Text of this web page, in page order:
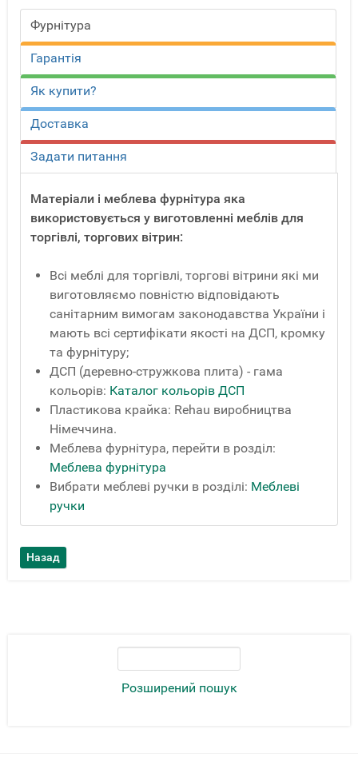
Розширений пошук
Фурнітура
Гарантія
Як купити?
Доставка
Задати питання
Матеріали і меблева фурнітура яка
використовується у виготовленні меблів для
торгівлі, торгових вітрин:
Всі меблі для торгівлі, торгові вітрини які ми
виготовляємо повністю відповідають
санітарним вимогам законодавства України і
мають всі сертифікати якості на ДСП, кромку
та фурнітуру;
ДСП (деревно-стружкова плита) - гама
кольорів: Каталог кольорів ДСП
Пластикова крайка: Rehau виробництва
Німеччина.
Меблева фурнітура, перейти в розділ:
Меблева фурнітура
Вибрати меблеві ручки в розділі: Меблеві
ручки